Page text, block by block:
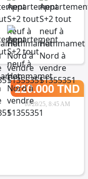
220.000 TND
10/28/25, 8:45 AM